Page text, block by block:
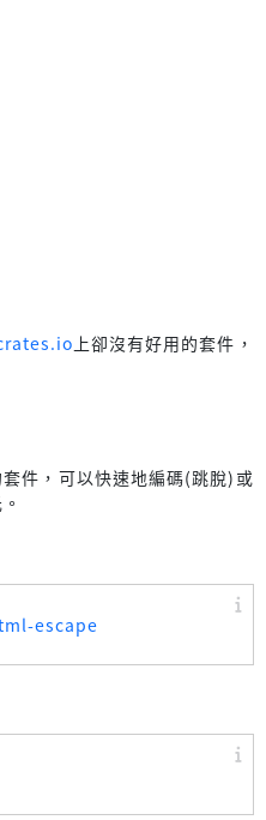
上卻沒有好用的套件，
件，可以快速地編碼(跳脫)或
escape